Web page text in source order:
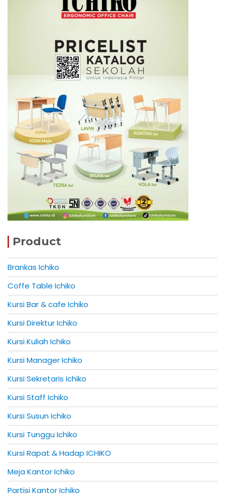
Product
Brankas Ichiko
Coffe Table Ichiko
Kursi Bar & cafe Ichiko
Kursi Direktur Ichiko
Kursi Kuliah Ichiko
Kursi Manager Ichiko
Kursi Sekretaris Ichiko
Kursi Staff Ichiko
Kursi Susun Ichiko
Kursi Tunggu Ichiko
Kursi Rapat & Hadap ICHIKO
Meja Kantor Ichiko
Partisi Kantor Ichiko